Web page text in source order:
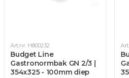
Art.nr. H800232
Budget Line
Gastronormbak GN 2/3 |
354x325 - 100mm diep